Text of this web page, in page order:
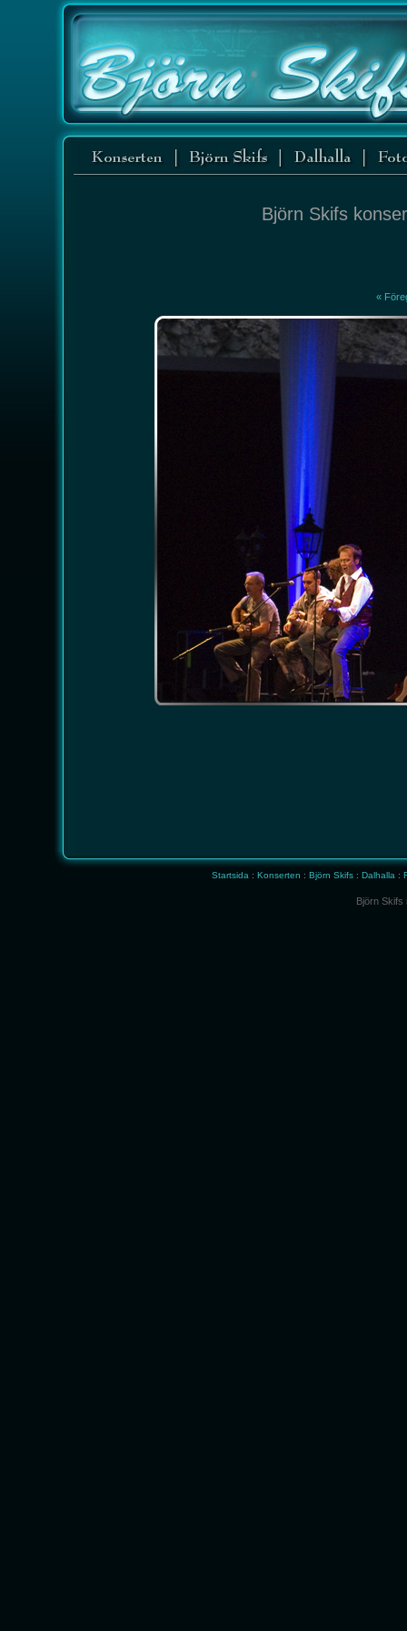
Björn Skifs
«
Startsida : Konserten : Björn Skifs : Dalhalla :
Björn Skifs